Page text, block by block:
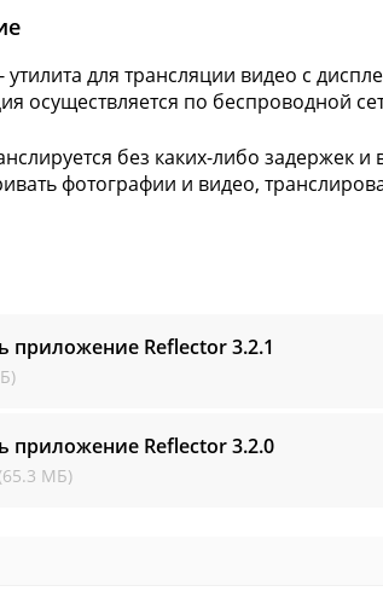
утилита для трансляции видео с
осуществляется по беспроводной
без каких-либо задержек
фотографии и видео,
приложение Reflector3.2.1
приложение Reflector3.2.0
МБ)